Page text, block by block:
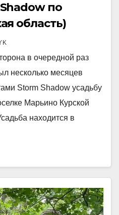
по
область)
в очередной раз
несколько месяцев
Storm Shadow усадьбу
Марьино Курской
находится в